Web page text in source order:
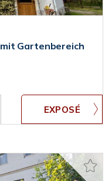
Gartenbereich